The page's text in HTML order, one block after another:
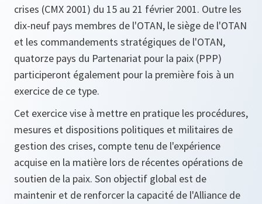
crises (CMX 2001) du 15 au 21 février 2001. Outre les
dix-neuf pays membres de l'OTAN, le siège de l'OTAN
et les commandements stratégiques de l'OTAN,
quatorze pays du Partenariat pour la paix (PPP)
participeront également pour la première fois à un
exercice de ce type.
Cet exercice vise à mettre en pratique les procédures,
mesures et dispositions politiques et militaires de
gestion des crises, compte tenu de l'expérience
acquise en la matière lors de récentes opérations de
soutien de la paix. Son objectif global est de
maintenir et de renforcer la capacité de l'Alliance de